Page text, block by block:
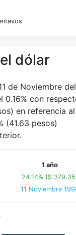
dólar
de Noviembre del
0.16% con
en referencia al
(41.63 pesos)
1 año
24.14% ($
11 Noviembre